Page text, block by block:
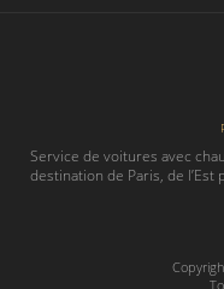
Service de voitures avec
destination de Paris, de